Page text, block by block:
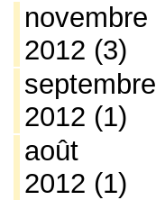
novembre
2012 (3)
septembre
2012 (1)
août
2012 (1)